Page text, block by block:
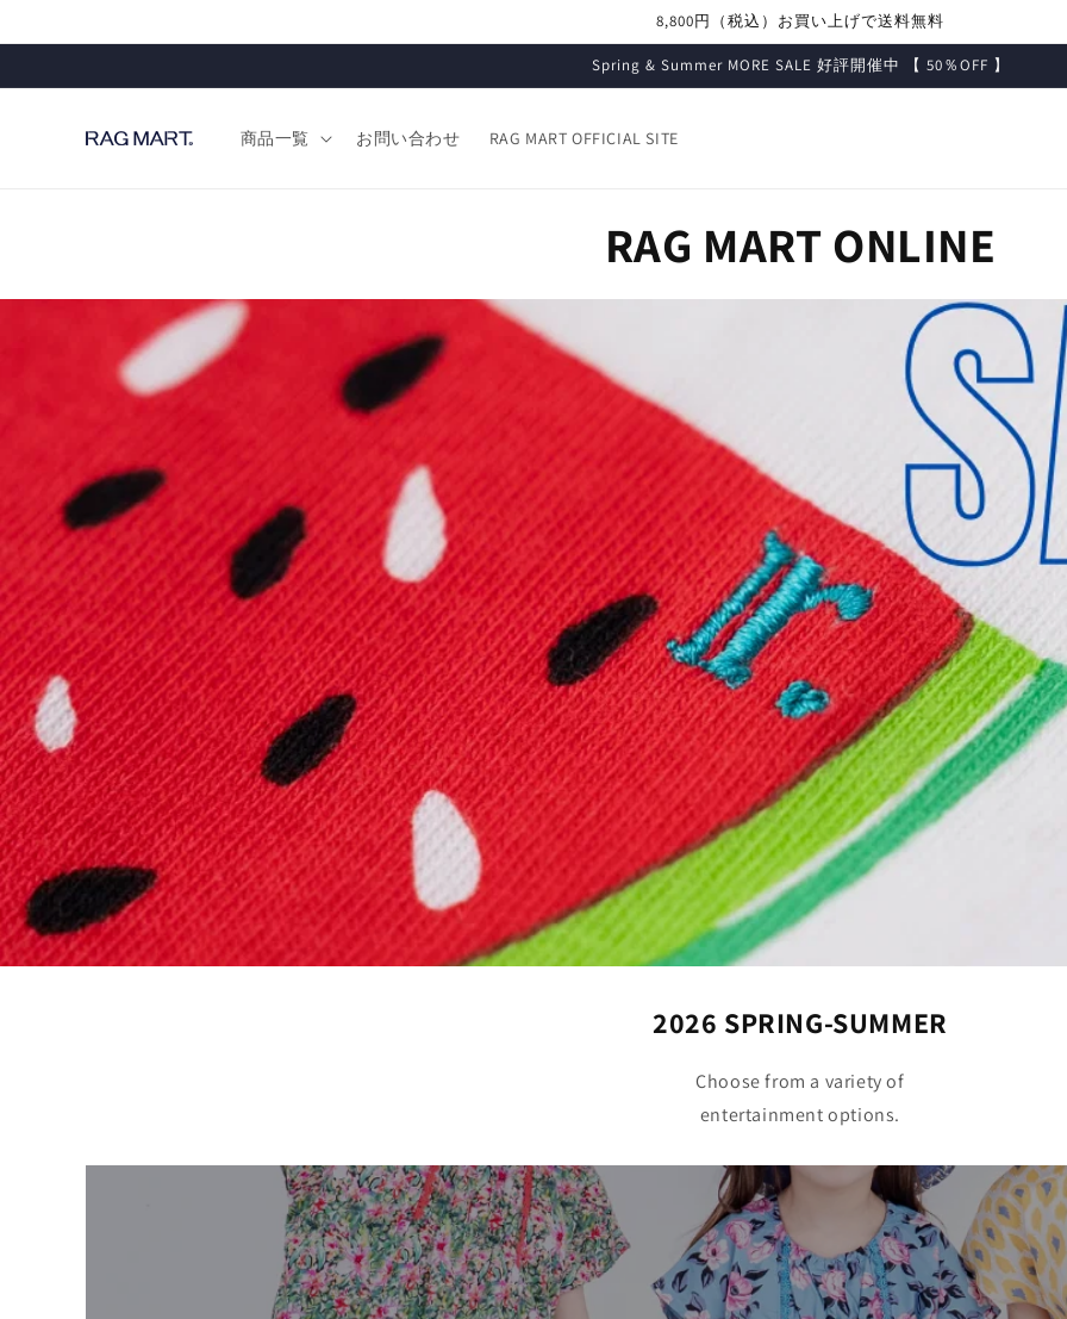
8,800円（税込）お買い上げで送料無料
Spring & Summer MORE SALE 好評開催中 【 50％OFF 】
商品一覧 お問い合わせ RAG MART OFFICIAL SITE
RAG MART ONLINE
2026 SPRING-SUMMER
Choose from a variety of
entertainment options.